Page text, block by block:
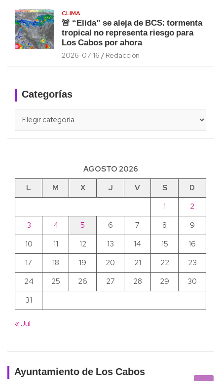
CLIMA
🚨 “Elida” se aleja de BCS: tormenta
tropical no representa riesgo para
Los Cabos por ahora
2026-07-16 Redacción
Categorías
AGOSTO 2026
L
M X J V S
D
1
2
3
4 5 6 7 8
9
10
11 12 13 14 15
16
17
18 19 20 21 22
23
24
25 26 27 28 29
30
31
« Jul
Ayuntamiento de Los Cabos